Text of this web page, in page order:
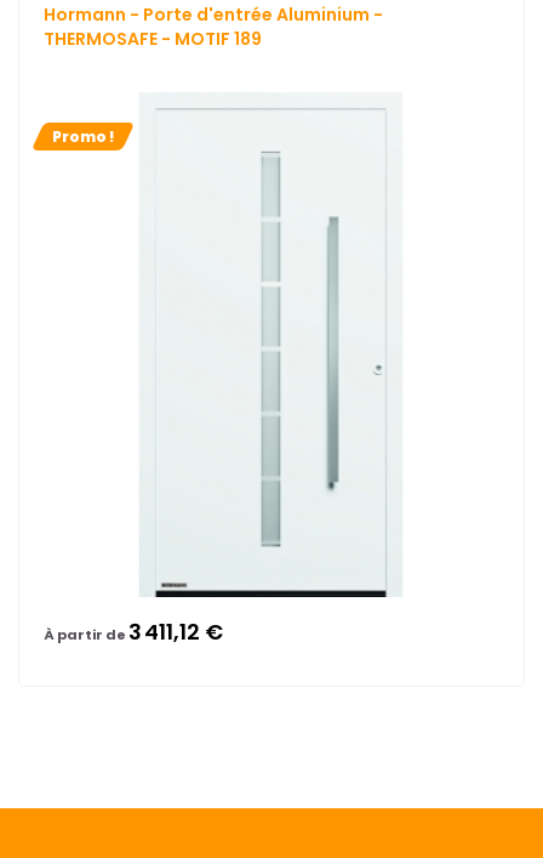
Hormann - Porte d'entrée Aluminium -
THERMOSAFE - MOTIF 189
Promo !
À partir de 3 411,12 €